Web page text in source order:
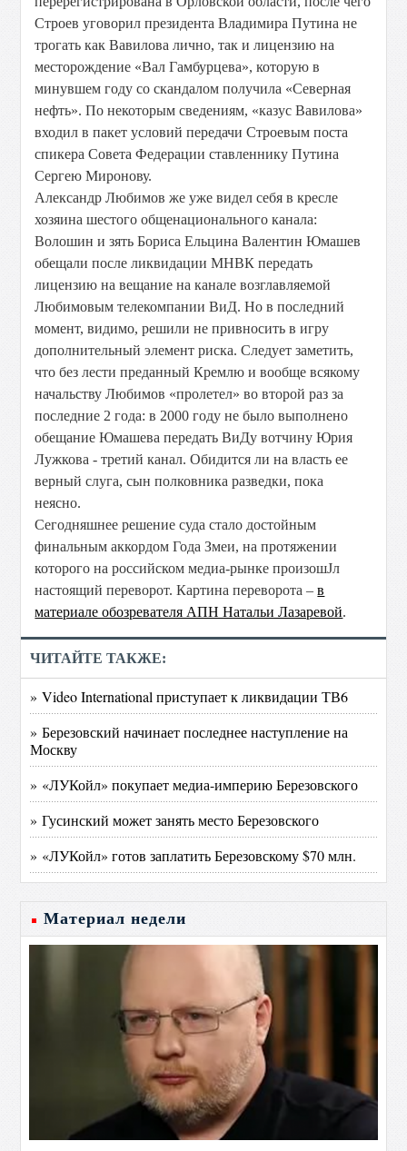
Строев уговорил президента Владимира Путина не
трогать как Вавилова лично, так и лицензию на
месторождение «Вал Гамбурцева», которую в
минувшем году со скандалом получила «Северная
нефть». По некоторым сведениям, «казус Вавилова»
входил в пакет условий передачи Строевым поста
спикера Совета Федерации ставленнику Путина
Сергею Миронову.
Александр Любимов же уже видел себя в кресле
хозяина шестого общенационального канала:
Волошин и зять Бориса Ельцина Валентин Юмашев
обещали после ликвидации МНВК передать
лицензию на вещание на канале возглавляемой
Любимовым телекомпании ВиД. Но в последний
момент, видимо, решили не привносить в игру
дополнительный элемент риска. Следует заметить,
что без лести преданный Кремлю и вообще всякому
начальству Любимов «пролетел» во второй раз за
последние 2 года: в 2000 году не было выполнено
обещание Юмашева передать ВиДу вотчину Юрия
Лужкова - третий канал. Обидится ли на власть ее
верный слуга, сын полковника разведки, пока
неясно.
Сегодняшнее решение суда стало достойным
финальным аккордом Года Змеи, на протяжении
которого на российском медиа-рынке произошЈл
настоящий переворот. Картина переворота –в
материале обозревателя АПН Натальи Лазаревой.
ЧИТАЙТЕ ТАКЖЕ:
» Video International приступает к ликвидации ТВ6
» Березовский начинает последнее наступление на
Москву
» «ЛУКойл» покупает медиа-империю Березовского
» Гусинский может занять место Березовского
» «ЛУКойл» готов заплатить Березовскому $70 млн.
Материал недели